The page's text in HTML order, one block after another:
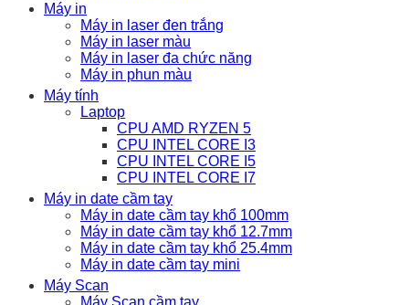
Máy in
Máy in laser đen trắng
Máy in laser màu
Máy in laser đa chức năng
Máy in phun màu
Máy tính
Laptop
CPU AMD RYZEN 5
CPU INTEL CORE I3
CPU INTEL CORE I5
CPU INTEL CORE I7
Máy in date cầm tay
Máy in date cầm tay khổ 100mm
Máy in date cầm tay khổ 12.7mm
Máy in date cầm tay khổ 25.4mm
Máy in date cầm tay mini
Máy Scan
Máy Scan cầm tay